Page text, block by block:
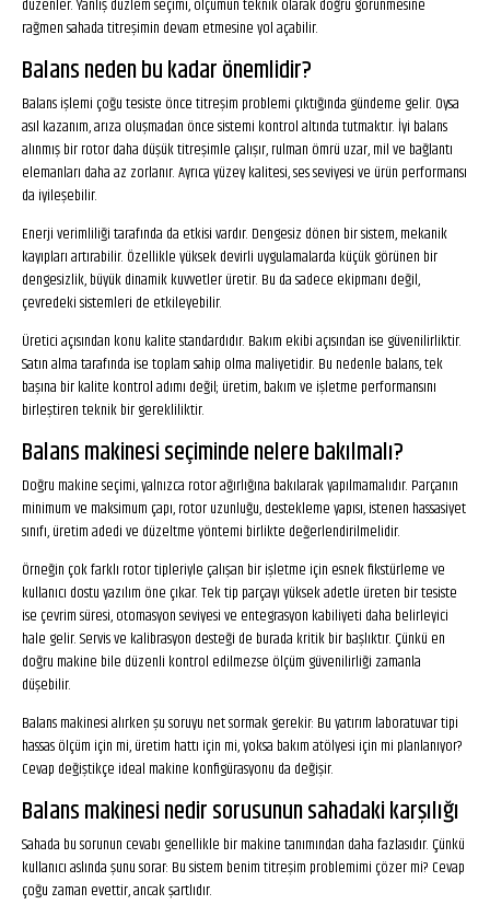
düzenler. Yanlış düzlem seçimi, ölçümün teknik olarak doğru görünmesine
rağmen sahada titreşimin devam etmesine yol açabilir.
Balans neden bu kadar önemlidir?
Balans işlemi çoğu tesiste önce titreşim problemi çıktığında gündeme gelir. Oysa
asıl kazanım, arıza oluşmadan önce sistemi kontrol altında tutmaktır. İyi balans
alınmış bir rotor daha düşük titreşimle çalışır, rulman ömrü uzar, mil ve bağlantı
elemanları daha az zorlanır. Ayrıca yüzey kalitesi, ses seviyesi ve ürün performansı
da iyileşebilir.
Enerji verimliliği tarafında da etkisi vardır. Dengesiz dönen bir sistem, mekanik
kayıpları artırabilir. Özellikle yüksek devirli uygulamalarda küçük görünen bir
dengesizlik, büyük dinamik kuvvetler üretir. Bu da sadece ekipmanı değil,
çevredeki sistemleri de etkileyebilir.
Üretici açısından konu kalite standardıdır. Bakım ekibi açısından ise güvenilirliktir.
Satın alma tarafında ise toplam sahip olma maliyetidir. Bu nedenle balans, tek
başına bir kalite kontrol adımı değil; üretim, bakım ve işletme performansını
birleştiren teknik bir gerekliliktir.
Balans makinesi seçiminde nelere bakılmalı?
Doğru makine seçimi, yalnızca rotor ağırlığına bakılarak yapılmamalıdır. Parçanın
minimum ve maksimum çapı, rotor uzunluğu, destekleme yapısı, istenen hassasiyet
sınıfı, üretim adedi ve düzeltme yöntemi birlikte değerlendirilmelidir.
Örneğin çok farklı rotor tipleriyle çalışan bir işletme için esnek fikstürleme ve
kullanıcı dostu yazılım öne çıkar. Tek tip parçayı yüksek adetle üreten bir tesiste
ise çevrim süresi, otomasyon seviyesi ve entegrasyon kabiliyeti daha belirleyici
hale gelir. Servis ve kalibrasyon desteği de burada kritik bir başlıktır. Çünkü en
doğru makine bile düzenli kontrol edilmezse ölçüm güvenilirliği zamanla
düşebilir.
Balans makinesi alırken şu soruyu net sormak gerekir: Bu yatırım laboratuvar tipi
hassas ölçüm için mi, üretim hattı için mi, yoksa bakım atölyesi için mi planlanıyor?
Cevap değiştikçe ideal makine konfigürasyonu da değişir.
Balans makinesi nedir sorusunun sahadaki karşılığı
Sahada bu sorunun cevabı genellikle bir makine tanımından daha fazlasıdır. Çünkü
kullanıcı aslında şunu sorar: Bu sistem benim titreşim problemimi çözer mi? Cevap
çoğu zaman evettir, ancak şartlıdır.